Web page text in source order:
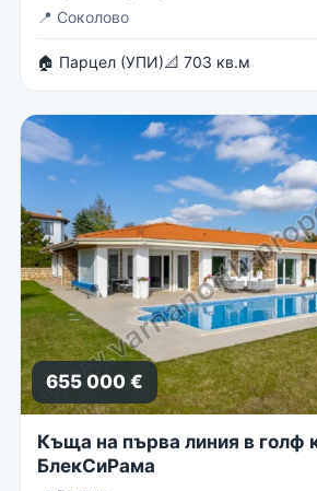
📍 Соколово
🏠 Парцел (УПИ)📐 703 кв.м
655 000 €
Къща на първа линия в голф
БлекСиРама